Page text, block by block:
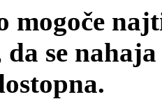
mogoče
se